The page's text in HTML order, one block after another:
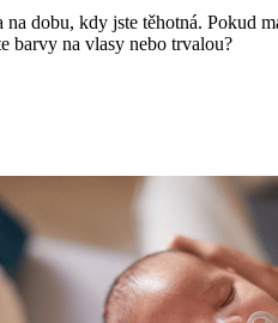
dobu, kdy jste těhotná. Pokud
barvy na vlasy nebo trvalou?